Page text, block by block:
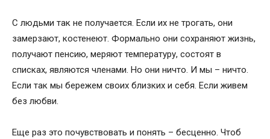
С людьми так не получается. Если их не трогать, они
замерзают, костенеют. Формально они сохраняют жизнь,
получают пенсию, меряют температуру, состоят в
списках, являются членами. Но они ничто. И мы – ничто.
Если так мы бережем своих близких и себя. Если живем
без любви.
Еще раз это почувствовать и понять – бесценно. Чтоб